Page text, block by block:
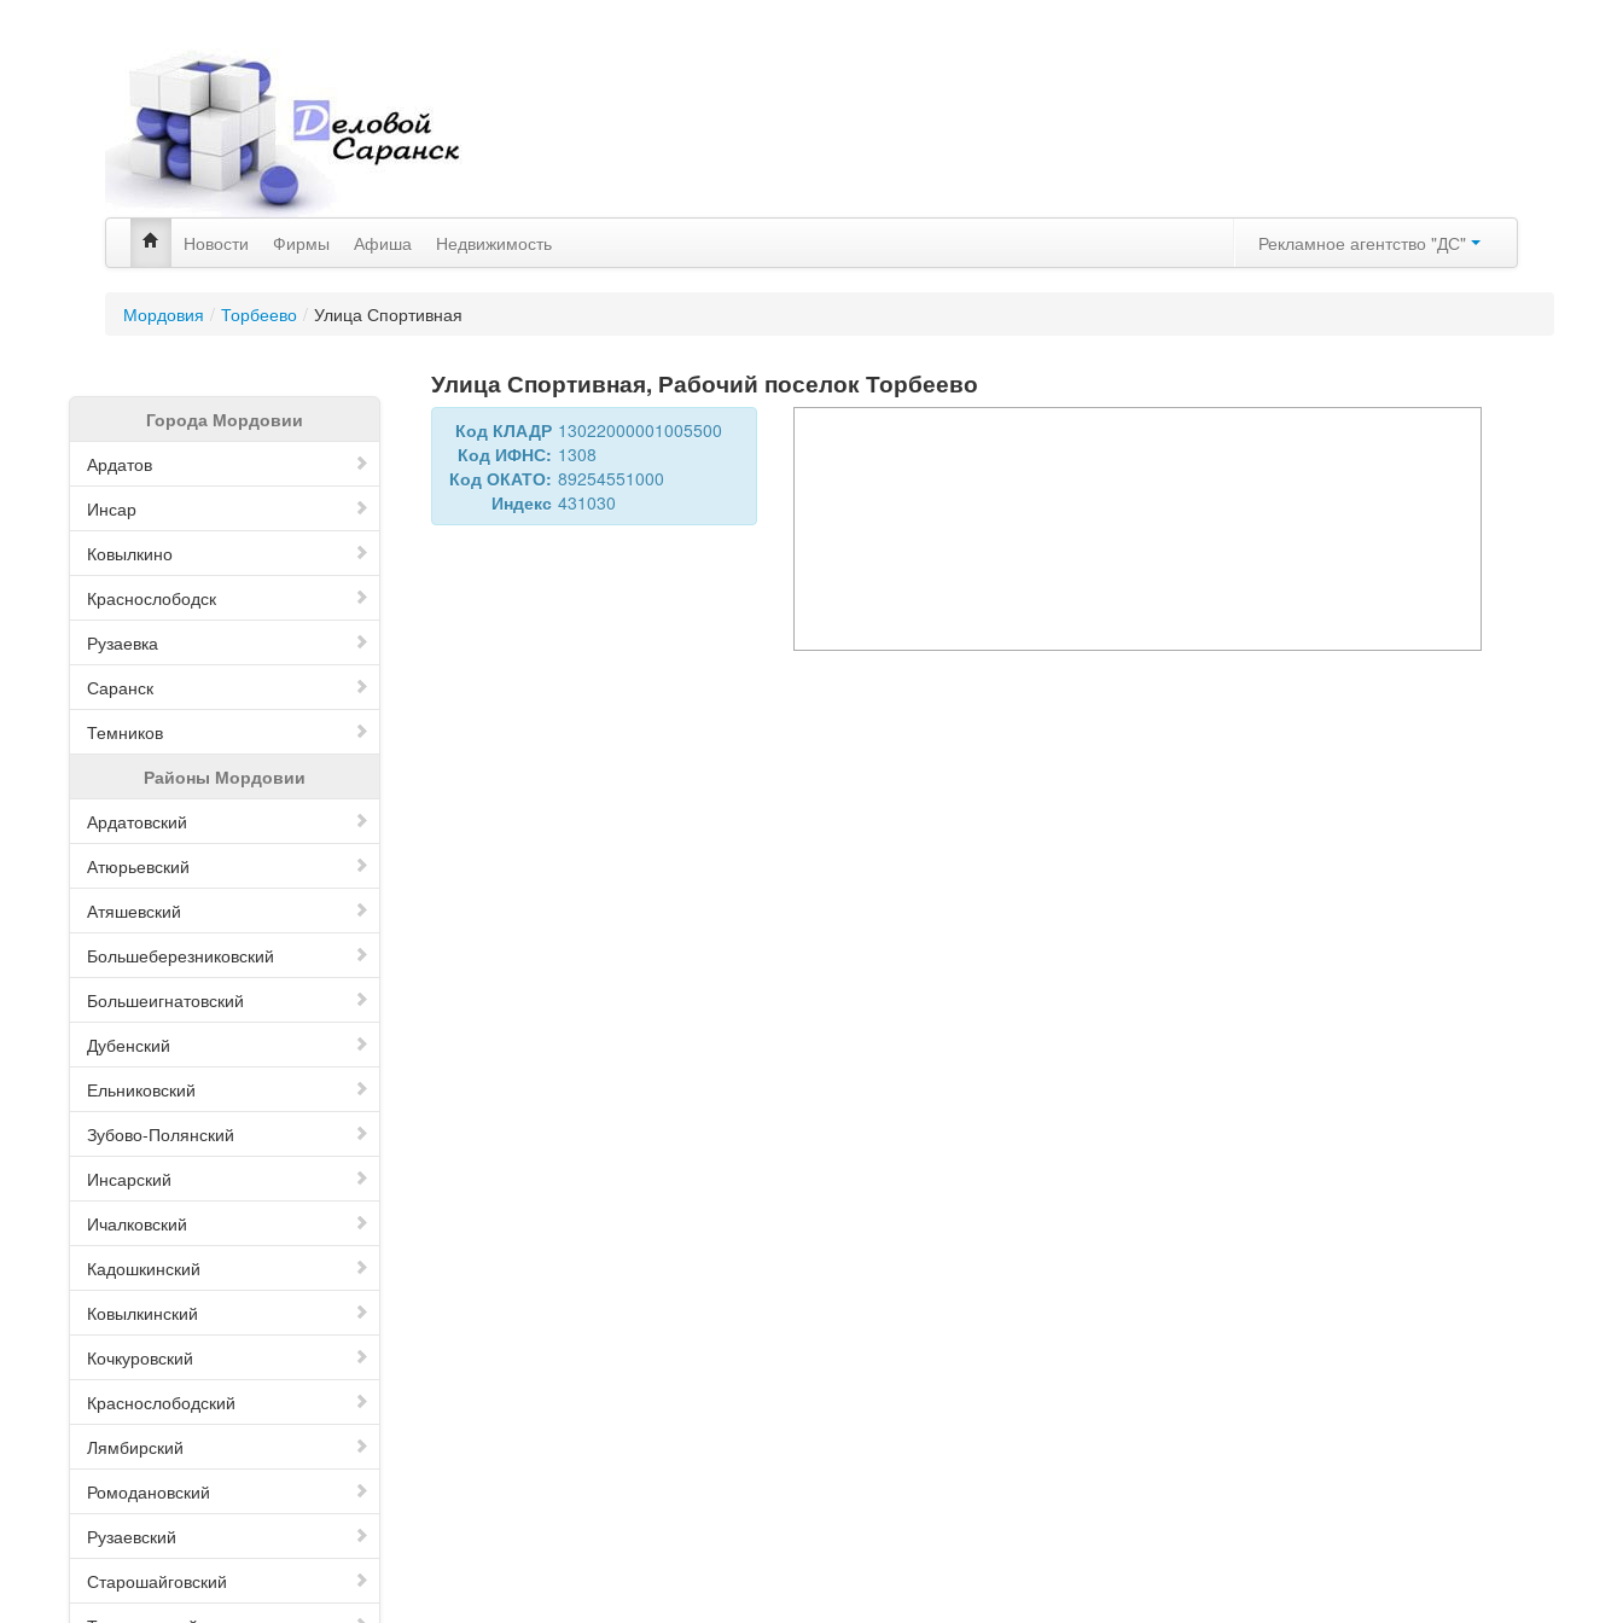
Новости Фирмы Афиша Недвижимость Рекламное агентство "ДС"
Мордовия / Торбеево / Улица Спортивная
Города Мордовии
Ардатов
Инсар
Ковылкино
Краснослободск
Рузаевка
Саранск
Темников
Районы Мордовии
Ардатовский
Атюрьевский
Атяшевский
Большеберезниковский
Большеигнатовский
Дубенский
Ельниковский
Зубово-Полянский
Инсарский
Ичалковский
Кадошкинский
Ковылкинский
Кочкуровский
Краснослободский
Лямбирский
Ромодановский
Рузаевский
Старошайговский
Улица Спортивная, Рабочий поселок Торбеево
Код КЛАДР 13022000001005500
Код ИФНС: 1308
Код ОКАТО: 89254551000
Индекс 431030